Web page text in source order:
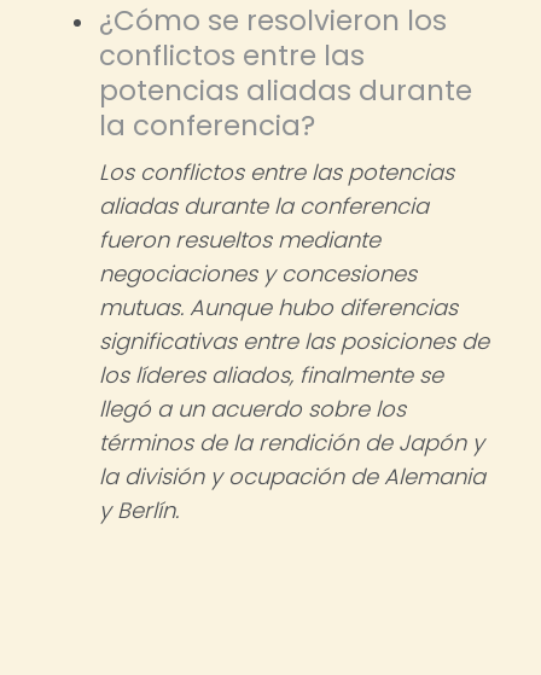
¿Cómo se resolvieron los
conflictos entre las
potencias aliadas durante
la conferencia?
Los conflictos entre las potencias
aliadas durante la conferencia
fueron resueltos mediante
negociaciones y concesiones
mutuas. Aunque hubo diferencias
significativas entre las posiciones de
los líderes aliados, finalmente se
llegó a un acuerdo sobre los
términos de la rendición de Japón y
la división y ocupación de Alemania
y Berlín.